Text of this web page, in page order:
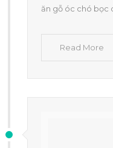
ăn gỗ óc chó bọc
Read More